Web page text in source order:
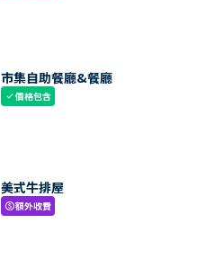
市集自助餐廳&餐廳
check價格包含
美式牛排屋
paid額外收費